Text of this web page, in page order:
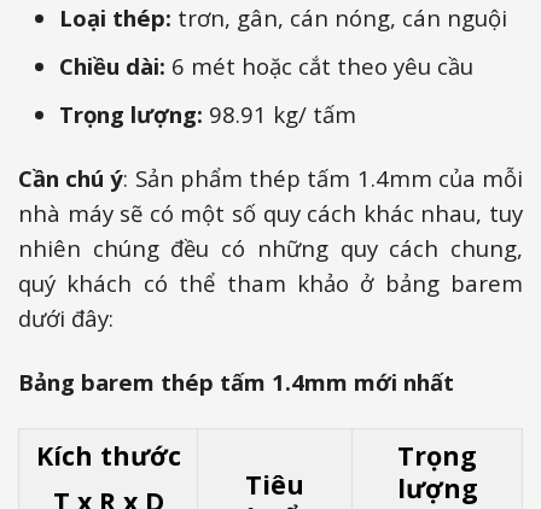
Loại thép: trơn, gân, cán nóng, cán nguội
Chiều dài: 6 mét hoặc cắt theo yêu cầu
Trọng lượng: 98.91 kg/ tấm
Cần chú ý: Sản phẩm thép tấm 1.4mm của mỗi
nhà máy sẽ có một số quy cách khác nhau, tuy
nhiên chúng đều có những quy cách chung,
quý khách có thể tham khảo ở bảng barem
dưới đây:
Bảng barem thép tấm 1.4mm mới nhất
Kích thước
T x R x D
Tiêu
Trọng
lượng